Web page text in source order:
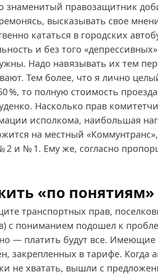
знаменитый правозащитник
высказывать свое
кататься в городских
и без того
Надо навязывать их тем
Тем более, что я лично
%, то полную стоимость
Насколько прав
исполкома, наибольшая
на местный
и № 1. Ему же, согласно
«по понятиям»
транспортных прав,
с пониманием подошел к
платить будут все. Имеющие
закрепленных в тарифе. Когда
не хватать, вышли с